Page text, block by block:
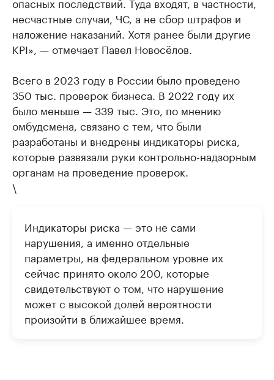
несчастные случаи, ЧС, а не сбор штрафов и
наложение наказаний. Хотя ранее были другие
KPI», — отмечает Павел Новосёлов.
Всего в 2023 году в России было проведено
350 тыс. проверок бизнеса. В 2022 году их
было меньше — 339 тыс. Это, по мнению
омбудсмена, связано с тем, что были
разработаны и внедрены индикаторы риска,
которые развязали руки контрольно-надзорным
органам на проведение проверок.
\
Индикаторы риска — это не сами
нарушения, а именно отдельные
параметры, на федеральном уровне их
сейчас принято около 200, которые
свидетельствуют о том, что нарушение
может с высокой долей вероятности
произойти в ближайшее время.